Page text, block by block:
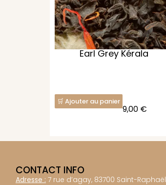
Earl Grey Kérala
Ajouter au panier
9,00 €
CONTACT INFO
Adresse : 7 rue d’agay, 83700 Saint-Raphaël